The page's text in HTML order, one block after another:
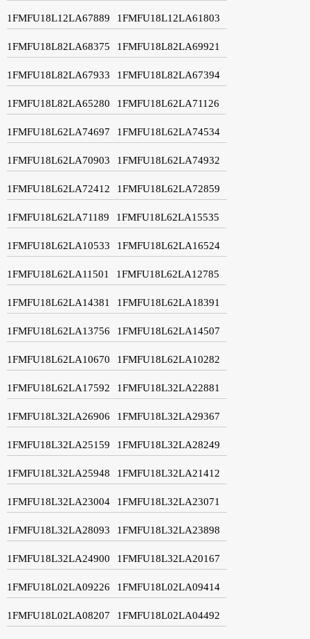
1FMFU18L12LA67889 1FMFU18L12LA61803
1FMFU18L82LA68375 1FMFU18L82LA69921
1FMFU18L82LA67933 1FMFU18L82LA67394
1FMFU18L82LA65280 1FMFU18L62LA71126
1FMFU18L62LA74697 1FMFU18L62LA74534
1FMFU18L62LA70903 1FMFU18L62LA74932
1FMFU18L62LA72412 1FMFU18L62LA72859
1FMFU18L62LA71189 1FMFU18L62LA15535
1FMFU18L62LA10533 1FMFU18L62LA16524
1FMFU18L62LA11501 1FMFU18L62LA12785
1FMFU18L62LA14381 1FMFU18L62LA18391
1FMFU18L62LA13756 1FMFU18L62LA14507
1FMFU18L62LA10670 1FMFU18L62LA10282
1FMFU18L62LA17592 1FMFU18L32LA22881
1FMFU18L32LA26906 1FMFU18L32LA29367
1FMFU18L32LA25159 1FMFU18L32LA28249
1FMFU18L32LA25948 1FMFU18L32LA21412
1FMFU18L32LA23004 1FMFU18L32LA23071
1FMFU18L32LA28093 1FMFU18L32LA23898
1FMFU18L32LA24900 1FMFU18L32LA20167
1FMFU18L02LA09226 1FMFU18L02LA09414
1FMFU18L02LA08207 1FMFU18L02LA04492